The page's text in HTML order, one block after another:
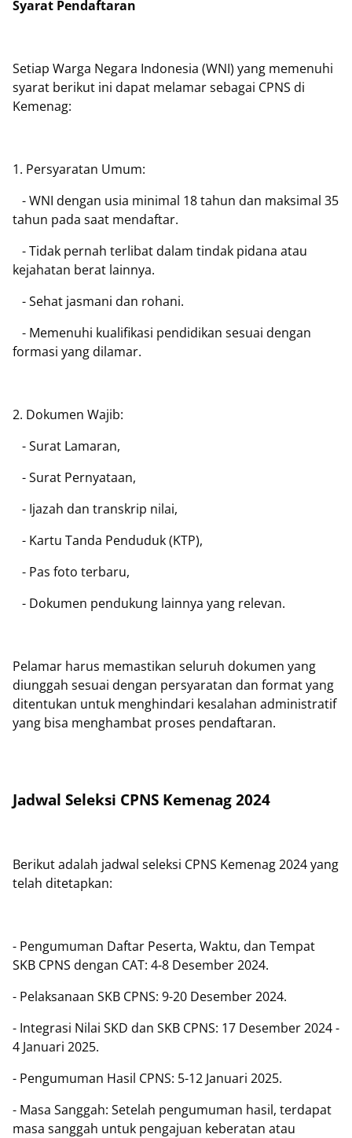
Syarat Pendaftaran
Setiap Warga Negara Indonesia (WNI) yang memenuhi
syarat berikut ini dapat melamar sebagai CPNS di
Kemenag:
1. Persyaratan Umum:
- WNI dengan usia minimal 18 tahun dan maksimal 35
tahun pada saat mendaftar.
- Tidak pernah terlibat dalam tindak pidana atau
kejahatan berat lainnya.
- Sehat jasmani dan rohani.
- Memenuhi kualifikasi pendidikan sesuai dengan
formasi yang dilamar.
2. Dokumen Wajib:
- Surat Lamaran,
- Surat Pernyataan,
- Ijazah dan transkrip nilai,
- Kartu Tanda Penduduk (KTP),
- Pas foto terbaru,
- Dokumen pendukung lainnya yang relevan.
Pelamar harus memastikan seluruh dokumen yang
diunggah sesuai dengan persyaratan dan format yang
ditentukan untuk menghindari kesalahan administratif
yang bisa menghambat proses pendaftaran.
Jadwal Seleksi CPNS Kemenag 2024
Berikut adalah jadwal seleksi CPNS Kemenag 2024 yang
telah ditetapkan:
- Pengumuman Daftar Peserta, Waktu, dan Tempat
SKB CPNS dengan CAT: 4-8 Desember 2024.
- Pelaksanaan SKB CPNS: 9-20 Desember 2024.
- Integrasi Nilai SKD dan SKB CPNS: 17 Desember 2024 -
4 Januari 2025.
- Pengumuman Hasil CPNS: 5-12 Januari 2025.
- Masa Sanggah: Setelah pengumuman hasil, terdapat
masa sanggah untuk pengajuan keberatan atau